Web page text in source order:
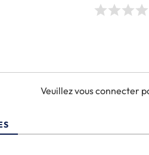
Veuillez vous connecter